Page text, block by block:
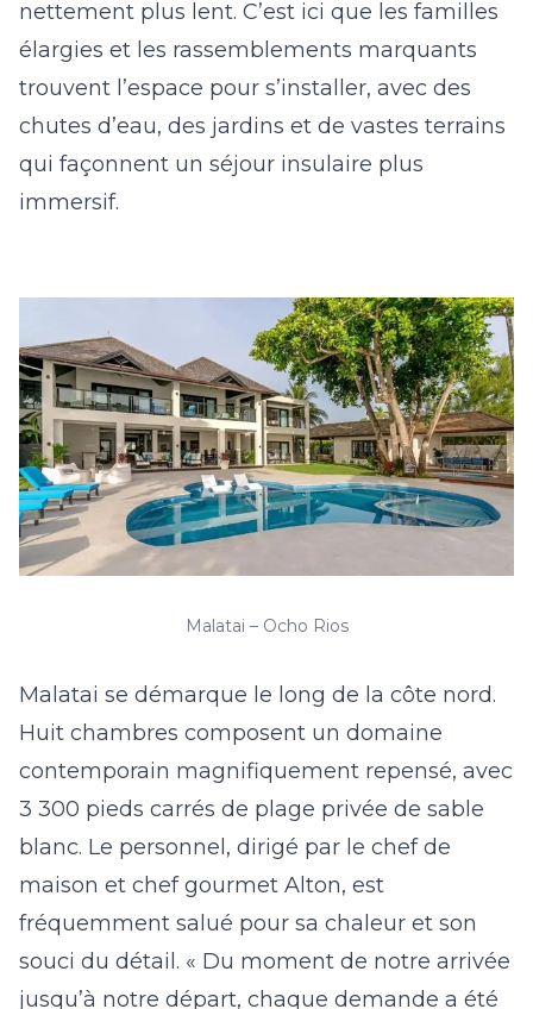
nettement plus lent. C’est ici que les familles
élargies et les rassemblements marquants
trouvent l’espace pour s’installer, avec des
chutes d’eau, des jardins et de vastes terrains
qui façonnent un séjour insulaire plus
immersif.
Malatai – Ocho Rios
Malatai se démarque le long de la côte nord.
Huit chambres composent un domaine
contemporain magnifiquement repensé, avec
3 300 pieds carrés de plage privée de sable
blanc. Le personnel, dirigé par le chef de
maison et chef gourmet Alton, est
fréquemment salué pour sa chaleur et son
souci du détail. « Du moment de notre arrivée
jusqu’à notre départ, chaque demande a été